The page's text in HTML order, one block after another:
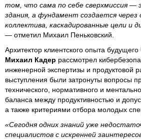
том, что сама по себе сверхмиссия —
здания, а фундамент создается
коллектива, каскадированные цели и
— отметил Михаил Пеньковский.
Архитектор клиентского опыта
Михаил Кадер рассмотрел
инженерной экспертизы и продуктовой
выступления были затронуты вопросы
технического, нормативного и
баланса между продуктивностью и
а также критериями отбора молодых
«Сегодня одних знаний уже
специалистов с искренней